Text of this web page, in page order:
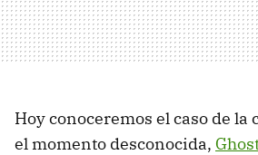
Hoy conoceremos el caso de la
el momento desconocida,